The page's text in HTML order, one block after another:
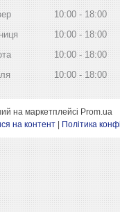
10:00
18:00
10:00
18:00
10:00
18:00
10:00 18:00
на маркетплейсі Prom.ua
на контент Політика